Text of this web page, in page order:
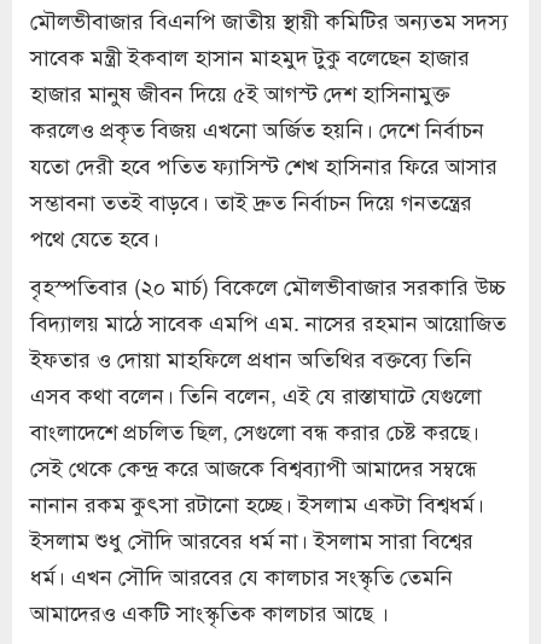
মৌলভীবাজার বিএনপি জাতীয় স্থায়ী কমিটির অন্যতম সদস্য
সাবেক মন্ত্রী ইকবাল হাসান মাহমুদ টুকু বলেছেন হাজার
হাজার মানুষ জীবন দিয়ে ৫ই আগস্ট দেশ হাসিনামুক্ত
করলেও প্রকৃত বিজয় এখনো অর্জিত হয়নি। দেশে নির্বাচন
যতো দেরী হবে পতিত ফ্যাসিস্ট শেখ হাসিনার ফিরে আসার
সম্ভাবনা ততই বাড়বে। তাই দ্রুত নির্বাচন দিয়ে গনতন্ত্রের
পথে যেতে হবে।
বৃহস্পতিবার (২০ মার্চ) বিকেলে মৌলভীবাজার সরকারি উচ্চ
বিদ্যালয় মাঠে সাবেক এমপি এম. নাসের রহমান আয়োজিত
ইফতার ও দোয়া মাহফিলে প্রধান অতিথির বক্তব্যে তিনি
এসব কথা বলেন। তিনি বলেন, এই যে রাস্তাঘাটে যেগুলো
বাংলাদেশে প্রচলিত ছিল, সেগুলো বন্ধ করার চেষ্ট করছে।
সেই থেকে কেন্দ্র করে আজকে বিশ্বব্যাপী আমাদের সম্বন্ধে
নানান রকম কুৎসা রটানো হচ্ছে। ইসলাম একটা বিশ্বধর্ম।
ইসলাম শুধু সৌদি আরবের ধর্ম না। ইসলাম সারা বিশ্বের
ধর্ম। এখন সৌদি আরবের যে কালচার সংস্কৃতি তেমনি
আমাদেরও একটি সাংস্কৃতিক কালচার আছে ।